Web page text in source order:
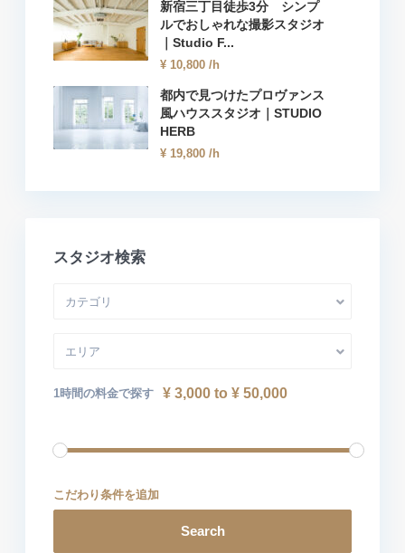
新宿三丁目徒歩3分 シンプ
ルでおしゃれな撮影スタジオ
｜Studio F...
¥ 10,800 /h
都内で見つけたプロヴァンス
風ハウススタジオ｜STUDIO
HERB
¥ 19,800 /h
スタジオ検索
カテゴリ
エリア
1時間の料金で探す ¥ 3,000 to ¥ 50,000
こだわり条件を追加
Search